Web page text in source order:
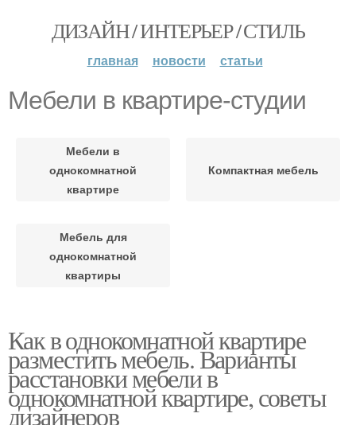
ДИЗАЙН / ИНТЕРЬЕР / СТИЛЬ
главная новости статьи
Мебели в квартире-студии
Мебели в
однокомнатной
квартире
Компактная мебель
Мебель для
однокомнатной
квартиры
Как в однокомнатной квартире
разместить мебель. Варианты
расстановки мебели в
однокомнатной квартире, советы
дизайнеров